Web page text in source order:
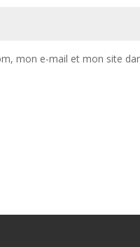
mon e-mail et mon site